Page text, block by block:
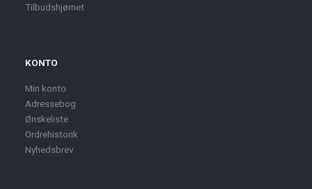
Tilbudshjørnet
KONTO
Min konto
Adressebog
Ønskeliste
Ordrehistorik
Nyhedsbrev